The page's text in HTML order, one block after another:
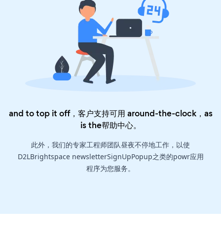
and to top it off，客户支持可用 around-the-clock，as
is the帮助中心。
此外，我们的专家工程师团队昼夜不停地工作，以使
D2LBrightspace newsletterSignUpPopup之类的powr应用
程序为您服务。